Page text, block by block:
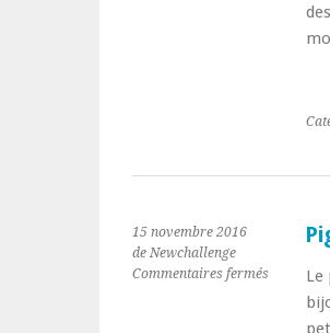
village
15 novembre 2016
de Newchallenge
Commentaires ferméssur
Le